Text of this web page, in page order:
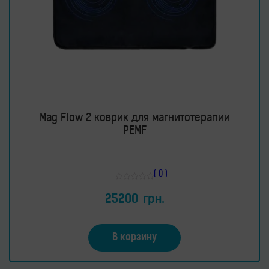
Mag Flow 2 коврик для магнитотерапии
PEMF
0
из
( 0 )
25200 грн.
В корзину